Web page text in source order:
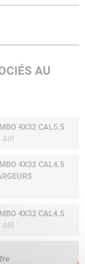
AU
4X32 CAL5.5
AIR
4X32 CAL4.5
4X32 CAL4.5
AIR